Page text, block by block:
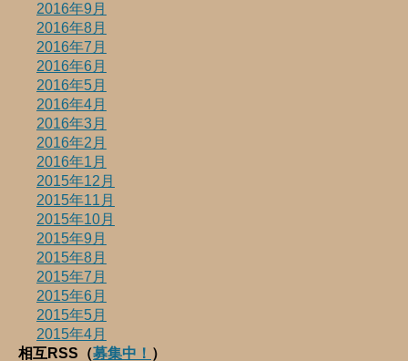
2016年9月
2016年8月
2016年7月
2016年6月
2016年5月
2016年4月
2016年3月
2016年2月
2016年1月
2015年12月
2015年11月
2015年10月
2015年9月
2015年8月
2015年7月
2015年6月
2015年5月
2015年4月
相互RSS（募集中！ ）